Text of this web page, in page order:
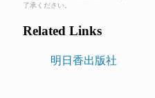
了承ください。
Related Links
明日香出版社